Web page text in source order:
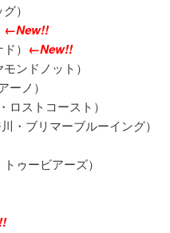
）
←New!!
） ←New!!
ンドノット）
ーノ）
ロストコースト）
・ブリマーブルーイング）
ゥービアーズ）